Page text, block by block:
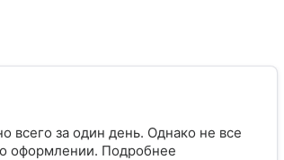
всего за один день. Однако не все
оформлении. Подробнее